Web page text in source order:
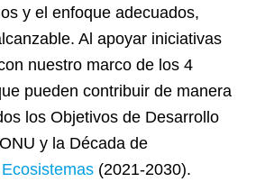
y el enfoque adecuados,
Al apoyar iniciativas
nuestro marco de los 4
pueden contribuir de manera
los Objetivos de Desarrollo
y la Década de
(2021-2030).